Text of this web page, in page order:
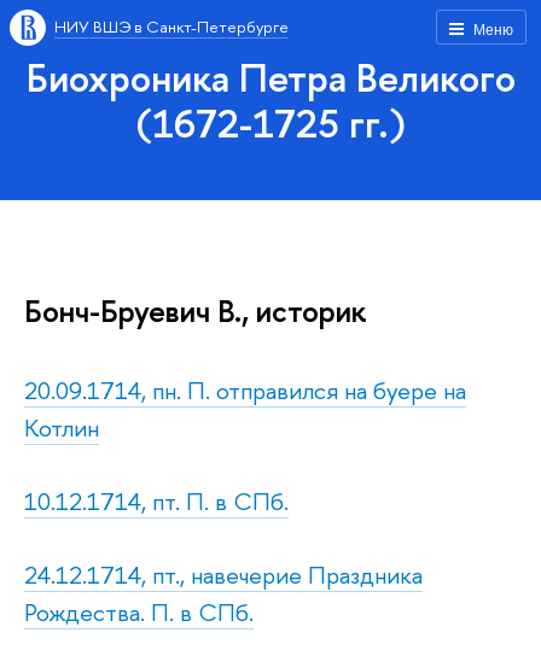
Меню
НИУ ВШЭ в Санкт-Петербурге
Биохроника Петра Великого
(1672-1725 гг.)
Бонч-Бруевич В., историк
20.09.1714, пн. П. отправился на буере на
Котлин
10.12.1714, пт. П. в СПб.
24.12.1714, пт., навечерие Праздника
Рождества. П. в СПб.